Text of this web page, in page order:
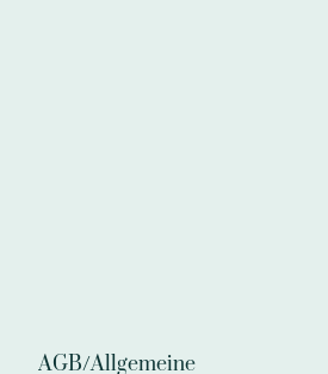
AGB/Allgemeine